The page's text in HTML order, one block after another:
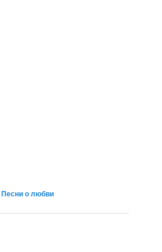
Песни о любви